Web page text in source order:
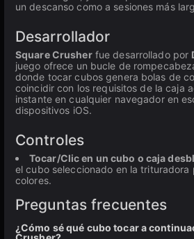
un descanso como a sesiones más
Desarrollador
Square Crusherfue desarrollado por
juego ofrece un bucle de
donde tocar cubos genera bolas de
coincidir con los requisitos de la caja
instante en cualquier navegador en
dispositivos iOS.
Controles
Tocar/Clic en un cubo o caja
el cubo seleccionado en la trituradora
colores.
Preguntas frecuentes
¿Cómo sé qué cubo tocar a